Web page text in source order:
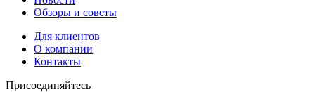
Обзоры и советы
Для клиентов
О компании
Контакты
Присоединяйтесь